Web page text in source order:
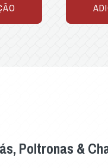
Poltronas &